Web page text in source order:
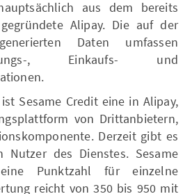
aus dem bereits
Alipay. Die auf der
Daten umfassen
, Einkaufs- und
Sesame Credit eine in Alipay,
von Drittanbietern,
Derzeit gibt es
Nutzer des Dienstes. Sesame
Punktzahl für einzelne
reicht von 350 bis 950 mit